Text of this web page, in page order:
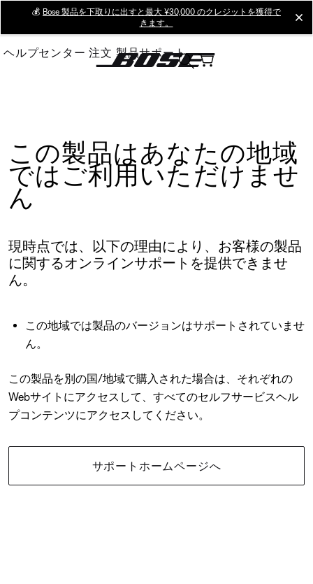
Main
💰 Bose 製品を下取りに出すと最大 ¥30,000 のクレジットを獲得で
きます。
ヘルプセンター 注文 製品サポート
この製品はあなたの地域
ではご利用いただけませ
ん
現時点では、以下の理由により、お客様の製品
に関するオンラインサポートを提供できませ
ん。
この地域では製品のバージョンはサポートされていませ
ん。
この製品を別の国/地域で購入された場合は、それぞれの
Webサイトにアクセスして、すべてのセルフサービスヘル
プコンテンツにアクセスしてください。
サポートホームページへ